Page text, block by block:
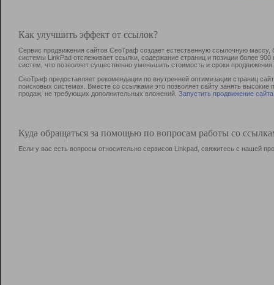
Как улучшить эффект от ссылок?
Сервис продвижения сайтов СеоТраф создает естественную ссылочную
системы LinkPad отслеживает ссылки, содержание страниц и позиции более
систем, что позволяет существенно уменьшить стоимость и сроки продвижения.
СеоТраф предоставляет рекомендации по внутренней оптимизации страниц
поисковых системах. Вместе со ссылками это позволяет сайту занять
продаж, не требующих дополнительных вложений. Запустить продвижение сайта
Куда обращаться за помощью по вопросам работы со
Если у вас есть вопросы относительно сервисов Linkpad, свяжитесь с нашей